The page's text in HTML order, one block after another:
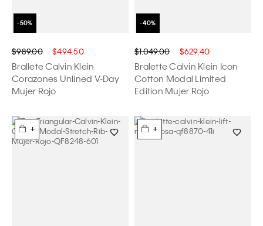
$989.00 $494.50
Brallete Calvin Klein
Corazones Unlined V-Day
Mujer Rojo
$1,049.00 $629.40
Bralette Calvin Klein Icon
Cotton Modal Limited
Edition Mujer Rojo
+ +